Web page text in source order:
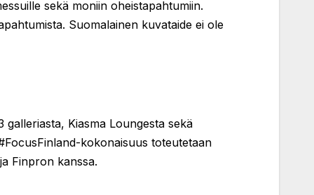
sekä moniin oheistapahtumiin.
Suomalainen kuvataide ei ole
Kiasma Loungesta sekä
kokonaisuus toteutetaan
Finpron kanssa.